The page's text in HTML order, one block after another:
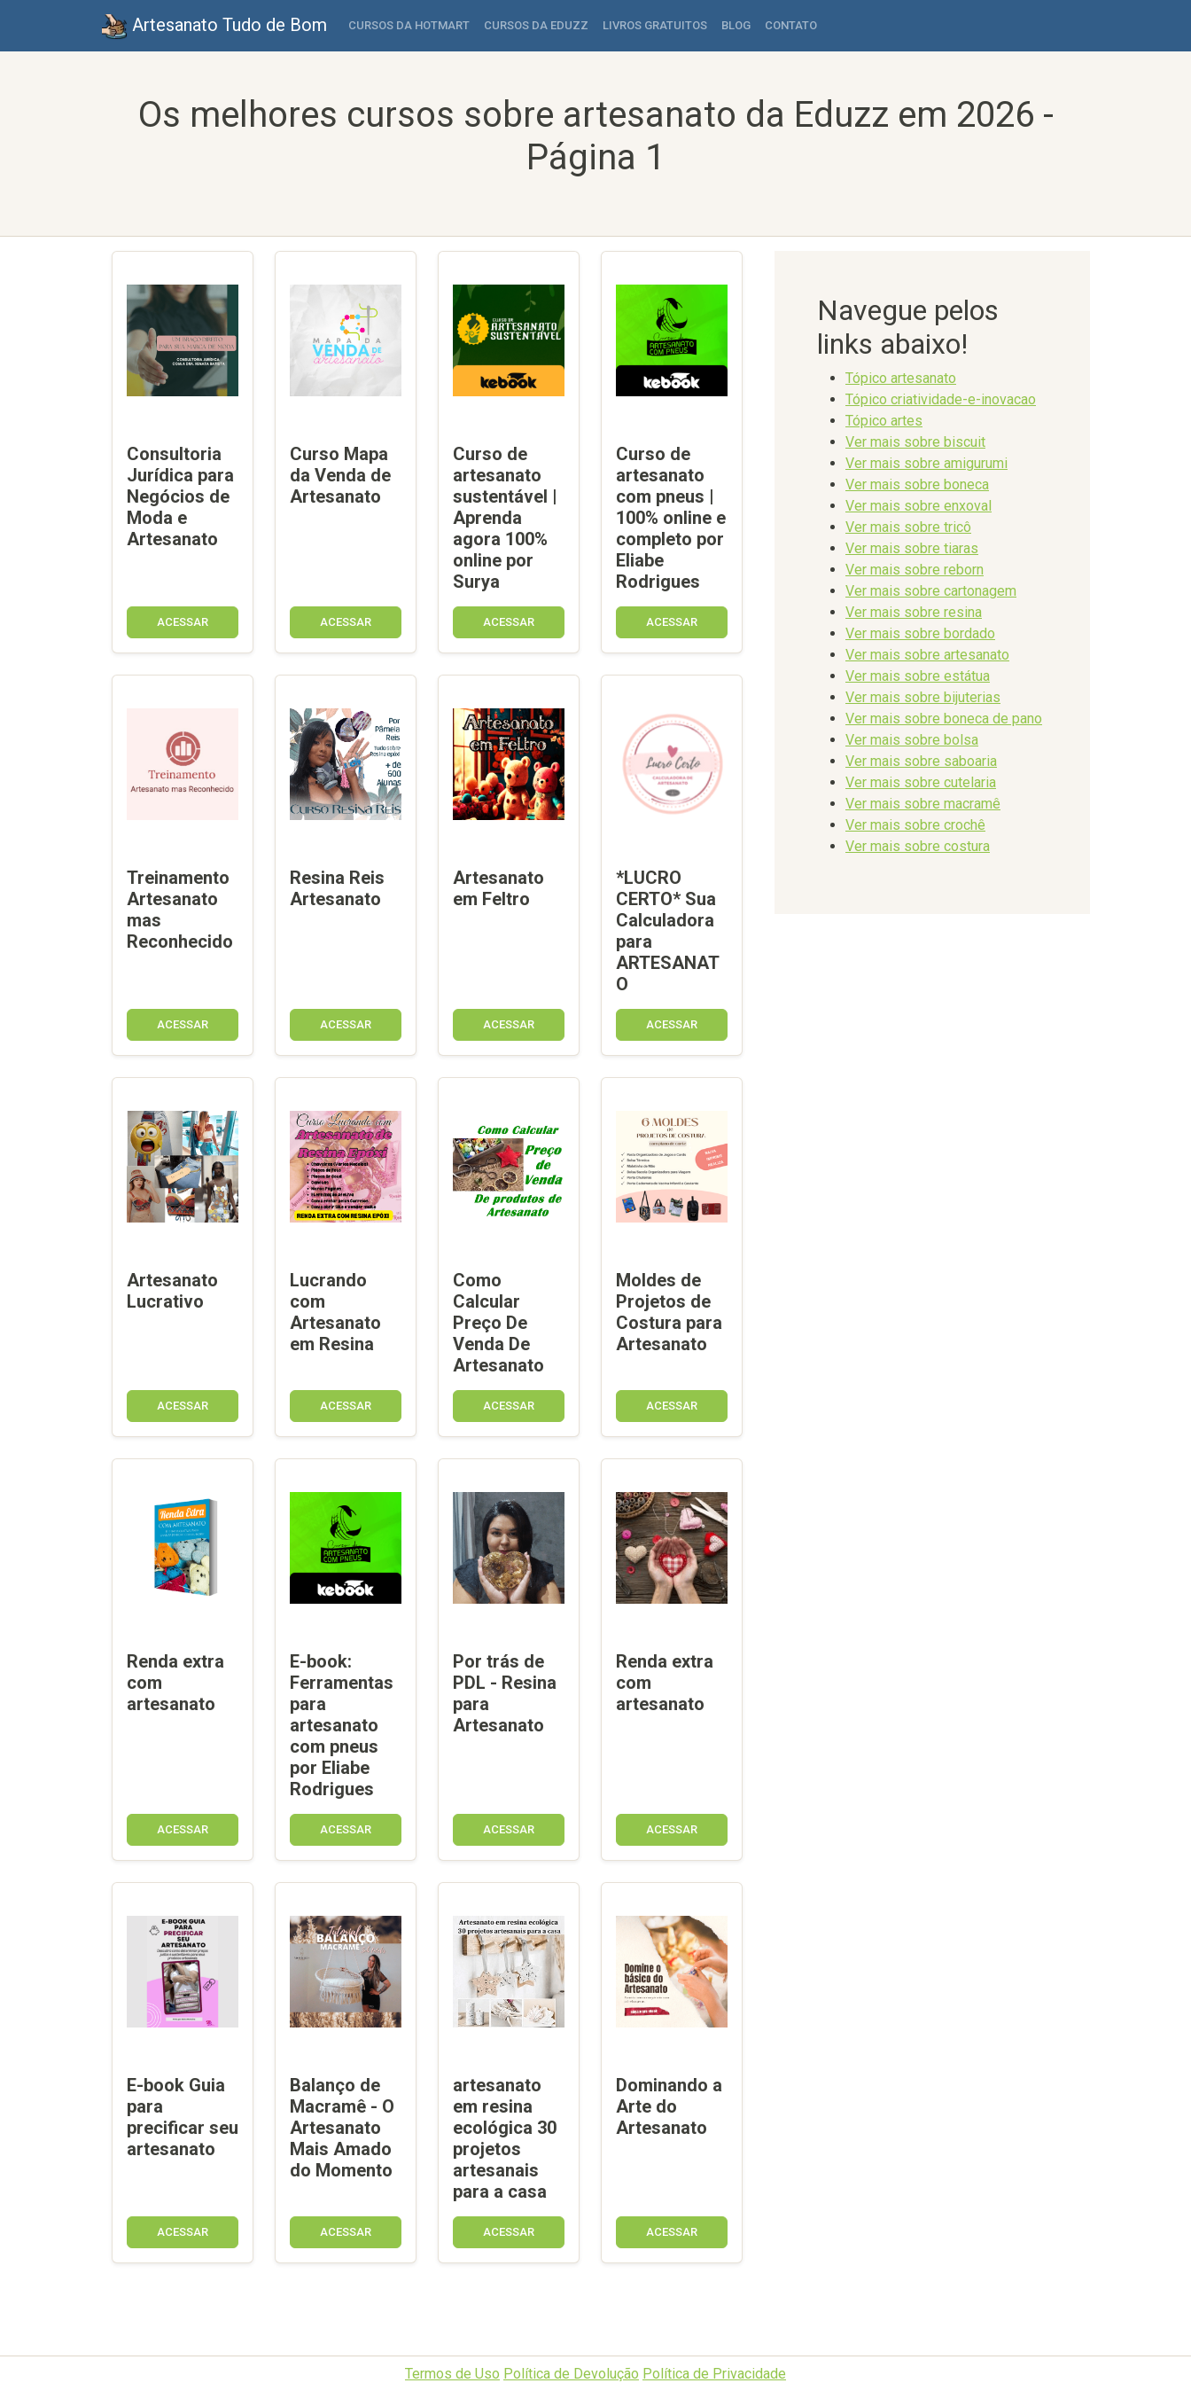
Artesanato Tudo de Bom CURSOS DA HOTMART CURSOS DA EDUZZ LIVROS GRATUITOS BLOG CONTATO
Os melhores cursos sobre artesanato da Eduzz em 2026 -
Página 1
Consultoria
Jurídica para
Negócios de
Moda e
Artesanato
ACESSAR
Curso Mapa
da Venda de
Artesanato
ACESSAR
Curso de
artesanato
sustentável |
Aprenda
agora 100%
online por
Surya
ACESSAR
Curso de
artesanato
com pneus |
100% online e
completo por
Eliabe
Rodrigues
ACESSAR
Treinamento
Artesanato
mas
Reconhecido
ACESSAR
Resina Reis
Artesanato
ACESSAR
Artesanato
em Feltro
ACESSAR
*LUCRO
CERTO* Sua
Calculadora
para
ARTESANAT
O
ACESSAR
Artesanato
Lucrativo
ACESSAR
Lucrando
com
Artesanato
em Resina
ACESSAR
Como
Calcular
Preço De
Venda De
Artesanato
ACESSAR
Moldes de
Projetos de
Costura para
Artesanato
ACESSAR
Renda extra
com
artesanato
ACESSAR
E-book:
Ferramentas
para
artesanato
com pneus
por Eliabe
Rodrigues
ACESSAR
Por trás de
PDL - Resina
para
Artesanato
ACESSAR
Renda extra
com
artesanato
ACESSAR
E-book Guia
para
precificar seu
artesanato
ACESSAR
Balanço de
Macramê - O
Artesanato
Mais Amado
do Momento
ACESSAR
artesanato
em resina
ecológica 30
projetos
artesanais
para a casa
ACESSAR
Dominando a
Arte do
Artesanato
ACESSAR
Navegue pelos
links abaixo!
Tópico artesanato
Tópico criatividade-e-inovacao
Tópico artes
Ver mais sobre biscuit
Ver mais sobre amigurumi
Ver mais sobre boneca
Ver mais sobre enxoval
Ver mais sobre tricô
Ver mais sobre tiaras
Ver mais sobre reborn
Ver mais sobre cartonagem
Ver mais sobre resina
Ver mais sobre bordado
Ver mais sobre artesanato
Ver mais sobre estátua
Ver mais sobre bijuterias
Ver mais sobre boneca de pano
Ver mais sobre bolsa
Ver mais sobre saboaria
Ver mais sobre cutelaria
Ver mais sobre macramê
Ver mais sobre crochê
Ver mais sobre costura
Termos de Uso Política de Devolução Política de Privacidade